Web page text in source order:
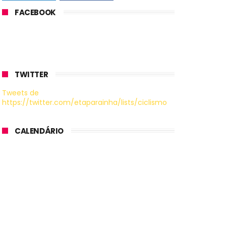
FACEBOOK
TWITTER
Tweets de
https://twitter.com/etaparainha/lists/ciclismo
CALENDÁRIO